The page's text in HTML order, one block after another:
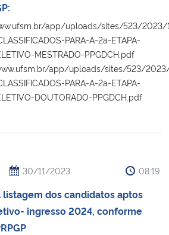
app/uploads/sites/523/2023/
PARA-A-2a-ETAPA-
MESTRADO-PPGDCH.pdf
app/uploads/sites/523/
PARA-A-2a-ETAPA-
DOUTORADO-PPGDCH.pdf
30/11/2023 08:19
listagem dos candidatos aptos
ingresso 2024, conforme